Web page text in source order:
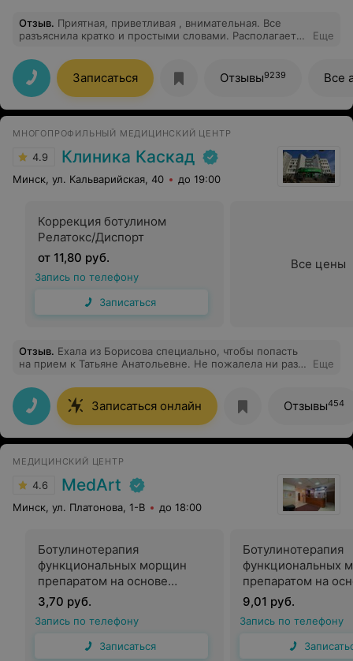
Отзыв. Приятная, приветливая , внимательная. Все
разъяснила кратко и простыми словами. Располагает к
специалиста! Спасибо!
Еще
Записаться Отзывы9239 Все
МНОГОПРОФИЛЬНЫЙ МЕДИЦИНСКИЙ ЦЕНТР
4.9 Клиника Каскад
Минск, ул. Кальварийская, 40 до 19:00
Коррекция ботулином
Релатокс/Диспорт
от 11,80 руб.
Запись по телефону
Записаться
Все цены
Отзыв. Ехала из Борисова специально, чтобы попасть
на прием к Татьяне Анатольевне. Не пожалела ни разу,
внимательная врач-гинеколог, которая мне
встречалась. Ходила по рекомендации коллеги,
ожидания оправдались на 10 из 10.
Еще
Записаться онлайн Отзывы454
МЕДИЦИНСКИЙ ЦЕНТР
4.6 MedArt
Минск, ул. Платонова, 1-В до 18:00
Ботулинотерапия
функциональных морщин
препаратом на основе
ботулотоксина Диспорт
3,70 руб.
Запись по телефону
Записаться
Ботулинотерапия
функциональных
препаратом на
ботулотоксина
9,01 руб.
Запись по телефону